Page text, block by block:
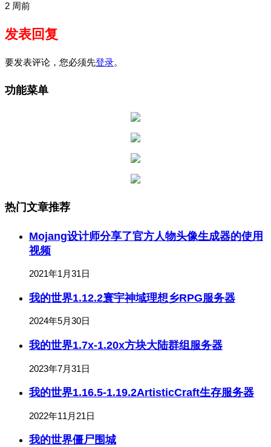
2 周前
发表回复
要发表评论，您必须先登录。
功能菜单
热门文章推荐
Mojang设计师分享了官方人物头像生成器的使用
视频
2021年1月31日
我的世界1.12.2寰宇神域理想乡RPG服务器
2024年5月30日
我的世界1.7x-1.20x方块大陆群组服务器
2023年7月31日
我的世界1.16.5-1.19.2ArtisticCraft生存服务器
2022年11月21日
我的世界僵尸围城